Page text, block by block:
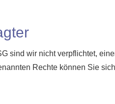
sind wir nicht verpflichtet,
Rechte können Sie